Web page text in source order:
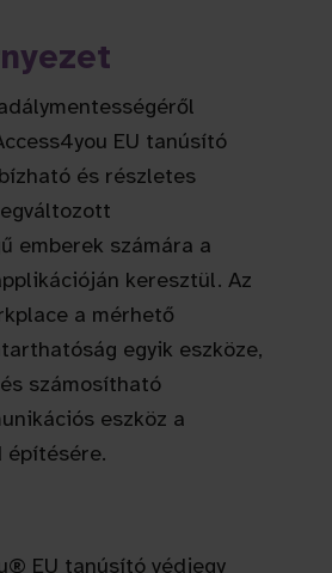
EU tanúsító
és részletes
emberek számára a
keresztül. Az
a mérhető
egyik eszköze,
számosítható
eszköz a
építésére.
EU tanúsító védjegy